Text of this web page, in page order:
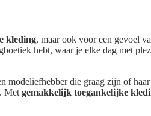
kleding, maar ook voor een gevoel
hebt, waar je elke dag met
modeliefhebber die graag zijn of haar
Met gemakkelijk toegankelijke